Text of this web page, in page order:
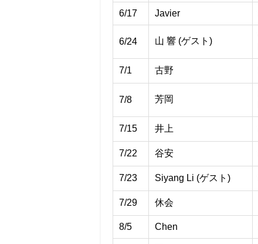
6/17 Javier
6/24 山 響 (ゲスト)
7/1 古野
7/8 芳岡
7/15 井上
7/22 谷安
7/23 Siyang Li (ゲスト)
7/29 休会
8/5 Chen